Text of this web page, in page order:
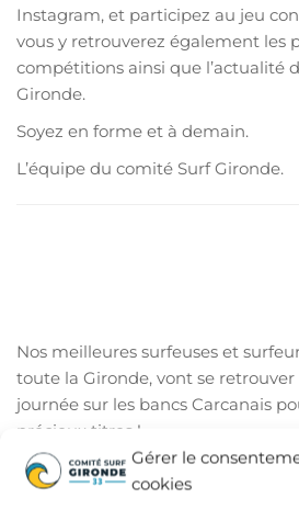
Gérer le
cookies
Instagram, et participez au jeu
vous y retrouverez également les
compétitions ainsi que l’actualité
Gironde.
Soyez en forme et à demain.
L’équipe du comité Surf Gironde.
Nos meilleures surfeuses et
toute la Gironde, vont se
journée sur les bancs Carcanais
précieux titres !